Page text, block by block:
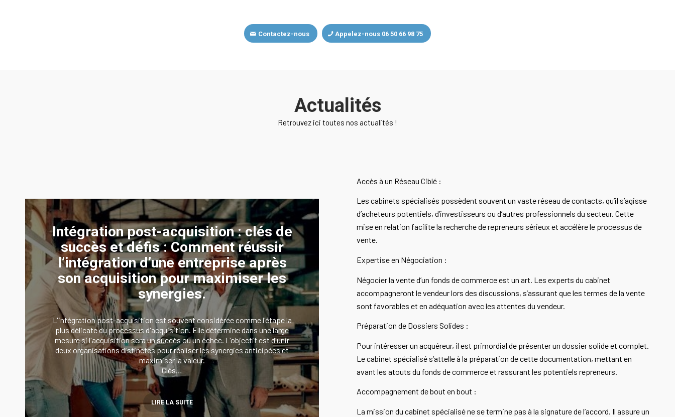
Contactez-nous Appelez-nous 06 50 66 98 75
Actualités
Retrouvez ici toutes nos actualités !
Intégration post-acquisition : clés de
succès et défis : Comment réussir
l’intégration d’une entreprise après
son acquisition pour maximiser les
synergies.
L'intégration post-acquisition est souvent considérée comme l'étape la
plus délicate du processus d'acquisition. Elle détermine dans une large
mesure si l'acquisition sera un succès ou un échec. L'objectif est d'unir
deux organisations distinctes pour réaliser les synergies anticipées et
maximiser la valeur.
Clés…
LIRE LA SUITE
Accès à un Réseau Ciblé :
Les cabinets spécialisés possèdent souvent un vaste réseau de contacts, qu’il s’agisse
d’acheteurs potentiels, d’investisseurs ou d’autres professionnels du secteur. Cette
mise en relation facilite la recherche de repreneurs sérieux et accélère le processus de
vente.
Expertise en Négociation :
Négocier la vente d’un fonds de commerce est un art. Les experts du cabinet
accompagneront le vendeur lors des discussions, s’assurant que les termes de la vente
sont favorables et en adéquation avec les attentes du vendeur.
Préparation de Dossiers Solides :
Pour intéresser un acquéreur, il est primordial de présenter un dossier solide et complet.
Le cabinet spécialisé s’attelle à la préparation de cette documentation, mettant en
avant les atouts du fonds de commerce et rassurant les potentiels repreneurs.
Accompagnement de bout en bout :
La mission du cabinet spécialisé ne se termine pas à la signature de l’accord. Il assure un